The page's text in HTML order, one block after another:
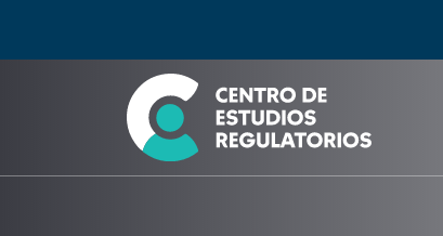
Seleccione país
Buscar